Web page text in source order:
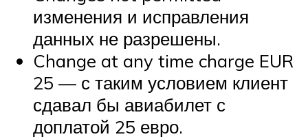
изменения и исправления
данных не разрешены.
Change at any time charge EUR
25 — с таким условием клиент
сдавал бы авиабилет с
доплатой 25 евро.